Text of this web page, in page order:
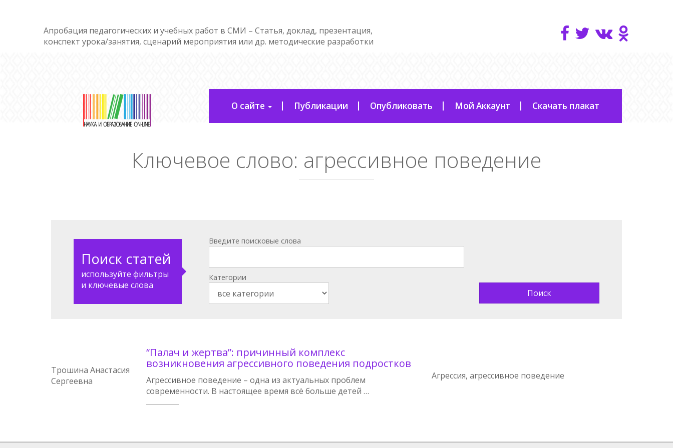
Апробация педагогических и учебных работ в СМИ – Статья, доклад, презентация,
конспект урока/занятия, сценарий мероприятия или др. методические разработки
О сайте Публикации Опубликовать Мой Аккаунт Скачать плакат
Ключевое слово: агрессивное поведение
Поиск статей
используйте фильтры
и ключевые слова
Введите поисковые слова
Категории
Трошина Анастасия
Сергеевна
“Палач и жертва”: причинный комплекс
возникновения агрессивного поведения подростков
Агрессивное поведение – одна из актуальных проблем
современности. В настоящее время всё больше детей …
Агрессия, агрессивное поведение